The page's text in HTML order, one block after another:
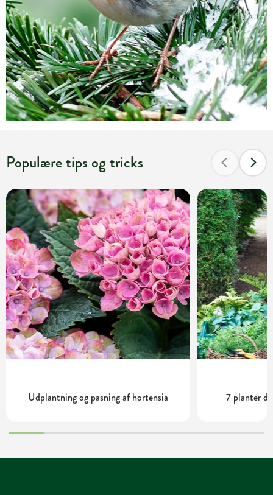
Populære tips og tricks
Udplantning og pasning af hortensia 7 planter